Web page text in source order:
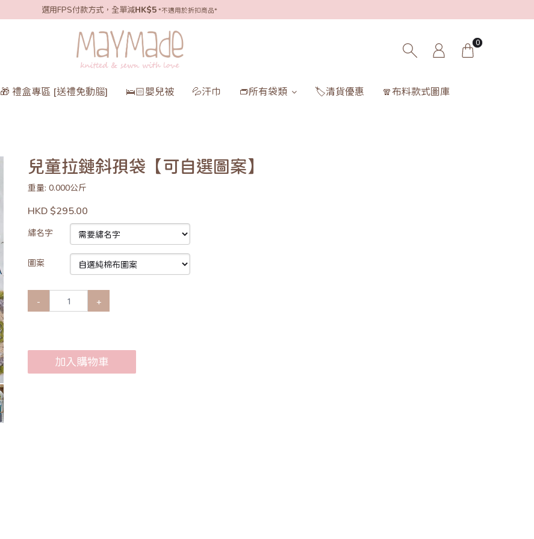
選用FPS付款方式，全單減HK$5 *不適用於折扣商品*
0
🎁 禮盒專區 [送禮免動腦] 🛌🏻嬰兒被 💦汗巾 👝所有袋類 🏷️清貨優惠 🧣布料款式圖庫
兒童拉鏈斜孭袋【可自選圖案】
重量: 0.000公斤
HKD $295.00
繡名字
圖案
- +
加入購物車